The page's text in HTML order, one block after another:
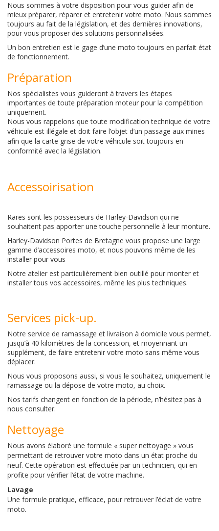
Nous sommes à votre disposition pour vous guider afin de
mieux préparer, réparer et entretenir votre moto. Nous sommes
toujours au fait de la législation, et des dernières innovations,
pour vous proposer des solutions personnalisées.
Un bon entretien est le gage d’une moto toujours en parfait état
de fonctionnement.
Préparation
Nos spécialistes vous guideront à travers les étapes
importantes de toute préparation moteur pour la compétition
uniquement.
Nous vous rappelons que toute modification technique de votre
véhicule est illégale et doit faire l’objet d’un passage aux mines
afin que la carte grise de votre véhicule soit toujours en
conformité avec la législation.
Accessoirisation
Rares sont les possesseurs de Harley-Davidson qui ne
souhaitent pas apporter une touche personnelle à leur monture.
Harley-Davidson Portes de Bretagne vous propose une large
gamme d’accessoires moto, et nous pouvons même de les
installer pour vous
Notre atelier est particulièrement bien outillé pour monter et
installer tous vos accessoires, même les plus techniques.
Services pick-up.
Notre service de ramassage et livraison à domicile vous permet,
jusqu’à 40 kilomètres de la concession, et moyennant un
supplément, de faire entretenir votre moto sans même vous
déplacer.
Nous vous proposons aussi, si vous le souhaitez, uniquement le
ramassage ou la dépose de votre moto, au choix.
Nos tarifs changent en fonction de la période, n’hésitez pas à
nous consulter.
Nettoyage
Nous avons élaboré une formule « super nettoyage » vous
permettant de retrouver votre moto dans un état proche du
neuf. Cette opération est effectuée par un technicien, qui en
profite pour vérifier l’état de votre machine.
Lavage
Une formule pratique, efficace, pour retrouver l’éclat de votre
moto.